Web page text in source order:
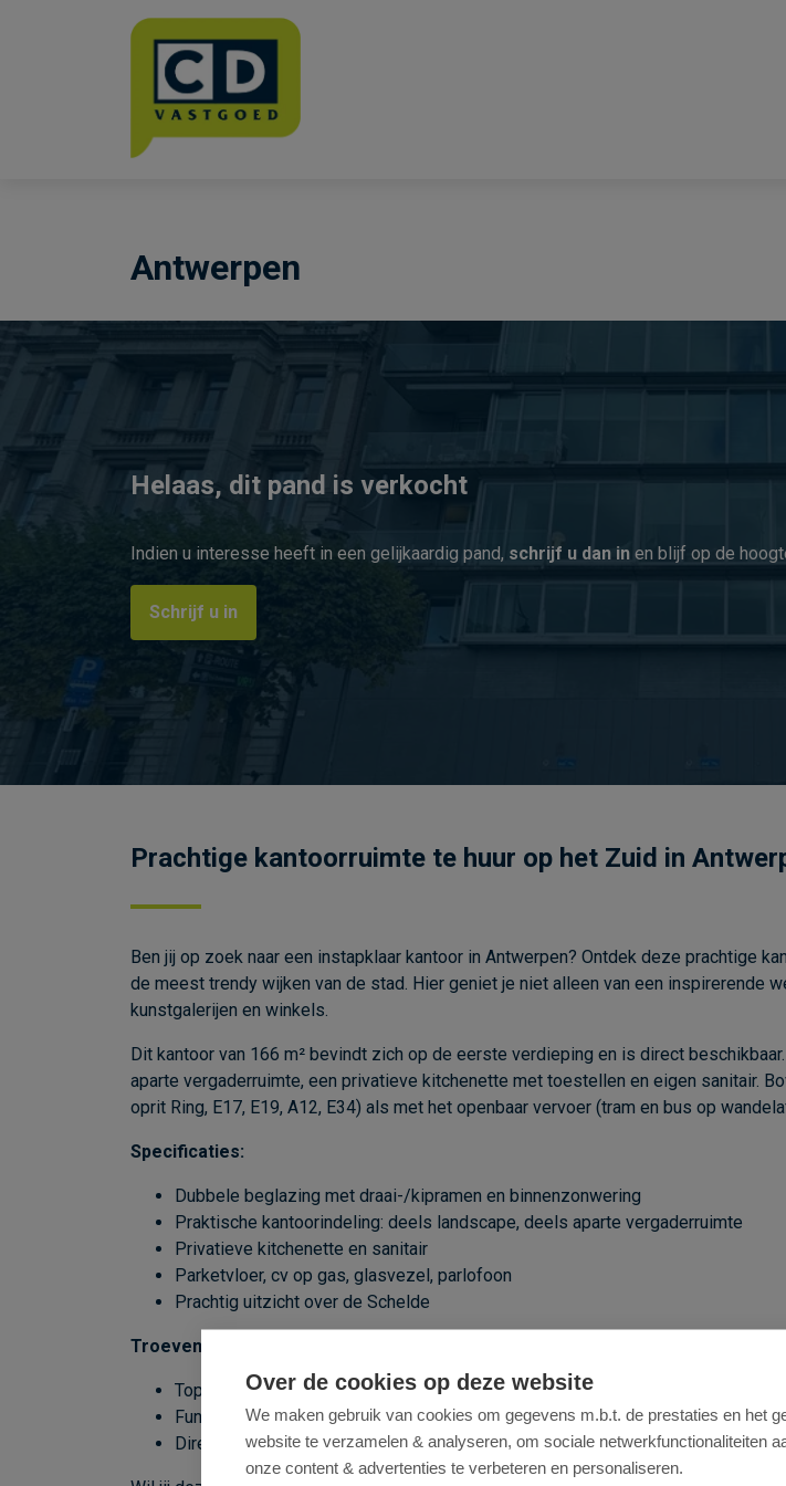
Menu overslaan en naar de inhoud gaan
Antwerpen
Helaas, dit pand is verkocht
Indien u interesse heeft in een gelijkaardig pand, schrijf u dan in en blijf op de
Schrijf u in
Prachtige kantoorruimte te huur op het Zuid in
Ben jij op zoek naar een instapklaar kantoor in Antwerpen? Ontdek deze prachtige
de meest trendy wijken van de stad. Hier geniet je niet alleen van een inspirerende
kunstgalerijen en winkels.
Dit kantoor van 166 m² bevindt zich op de eerste verdieping en is direct
aparte vergaderruimte, een privatieve kitchenette met toestellen en eigen sanitair.
oprit Ring, E17, E19, A12, E34) als met het openbaar vervoer (tram en bus op
Specificaties:
Dubbele beglazing met draai-/kipramen en binnenzonwering
Praktische kantoorindeling: deels landscape, deels aparte vergaderruimte
Privatieve kitchenette en sanitair
Parketvloer, cv op gas, glasvezel, parlofoon
Prachtig uitzicht over de Schelde
Troeven:
Toplocatie op het Zuid
Functionele indeling
Direct beschikbaar
Over de cookies op deze website
We maken gebruik van cookies om gegevens m.b.t. de prestaties en het
website te verzamelen & analyseren, om sociale netwerkfunctionaliteiten
onze content & advertenties te verbeteren en personaliseren.